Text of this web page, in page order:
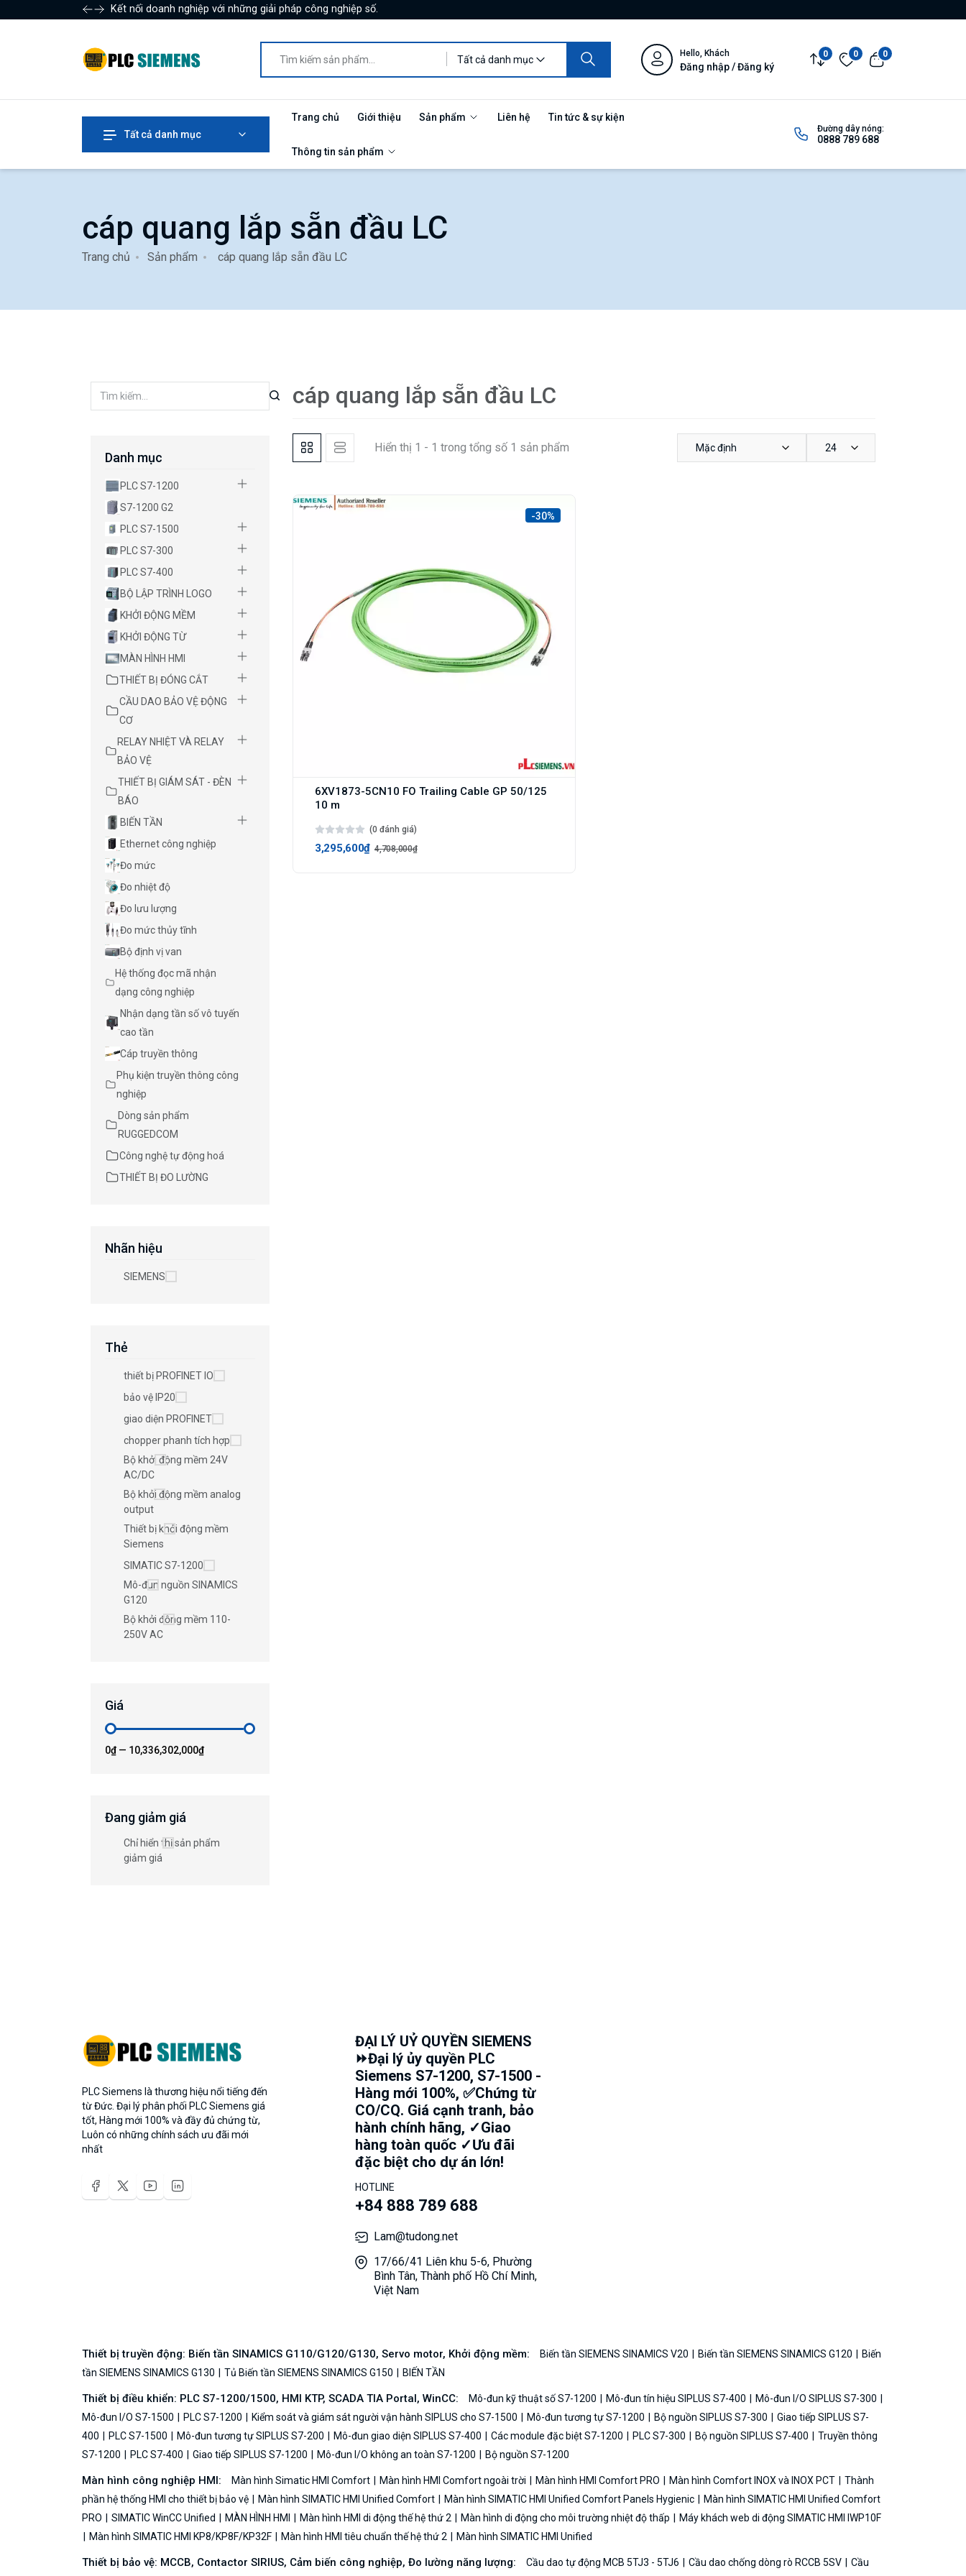
Kết nối doanh nghiệp với những giải pháp công nghiệp số.
Tất cả danh mục
Hello, Khách
Đăng nhập / Đăng ký
0 0 0
Tất cả danh mục
Trang chủ Giới thiệu Sản phẩm Liên hệ Tin tức & sự kiện
Thông tin sản phẩm
Đường dây nóng:
0888 789 688
cáp quang lắp sẵn đầu LC
Trang chủ Sản phẩm cáp quang lắp sẵn đầu LC
Danh mục
PLC S7-1200
S7-1200 G2
PLC S7-1500
PLC S7-300
PLC S7-400
BỘ LẬP TRÌNH LOGO
KHỞI ĐỘNG MỀM
KHỞI ĐỘNG TỪ
MÀN HÌNH HMI
THIẾT BỊ ĐÓNG CẮT
CẦU DAO BẢO VỆ ĐỘNG
CƠ
RELAY NHIỆT VÀ RELAY
BẢO VỆ
THIẾT BỊ GIÁM SÁT - ĐÈN
BÁO
BIẾN TẦN
Ethernet công nghiệp
Đo mức
Đo nhiệt độ
Đo lưu lượng
Đo mức thủy tĩnh
Bộ định vị van
Hệ thống đọc mã nhận
dạng công nghiệp
Nhận dạng tần số vô tuyến
cao tần
Cáp truyền thông
Phụ kiện truyền thông công
nghiệp
Dòng sản phẩm
RUGGEDCOM
Công nghệ tự động hoá
THIẾT BỊ ĐO LƯỜNG
Nhãn hiệu
SIEMENS
Thẻ
thiết bị PROFINET IO
bảo vệ IP20
giao diện PROFINET
chopper phanh tích hợp
Bộ khởi động mềm 24V
AC/DC
Bộ khởi động mềm analog
output
Thiết bị khởi động mềm
Siemens
SIMATIC S7-1200
Mô-đun nguồn SINAMICS
G120
Bộ khởi động mềm 110-
250V AC
Giá
0₫— 10,336,302,000₫
Đang giảm giá
Chỉ hiển thị sản phẩm
giảm giá
cáp quang lắp sẵn đầu LC
Hiển thị 1 - 1 trong tổng số 1 sản phẩm Mặc định 24
-30%
6XV1873-5CN10 FO Trailing Cable GP 50/125
10 m
(0 đánh giá)
3,295,600₫ 4,708,000₫
PLC Siemens là thương hiệu nổi tiếng đến
từ Đức. Đại lý phân phối PLC Siemens giá
tốt, Hàng mới 100% và đầy đủ chứng từ,
Luôn có những chính sách ưu đãi mới
nhất
ĐẠI LÝ UỶ QUYỀN SIEMENS
⏩Đại lý ủy quyền PLC
Siemens S7-1200, S7-1500 -
Hàng mới 100%, ✅Chứng từ
CO/CQ. Giá cạnh tranh, bảo
hành chính hãng, ✓Giao
hàng toàn quốc ✓Ưu đãi
đặc biệt cho dự án lớn!
HOTLINE
+84 888 789 688
Lam@tudong.net
17/66/41 Liên khu 5-6, Phường
Bình Tân, Thành phố Hồ Chí Minh,
Việt Nam
Thiết bị truyền động: Biến tần SINAMICS G110/G120/G130, Servo motor, Khởi động mềm: Biến tần SIEMENS SINAMICS V20 Biến tần SIEMENS SINAMICS G120
Biến
tần SIEMENS SINAMICS G130
Tủ Biến tần SIEMENS SINAMICS G150 BIẾN TẦN
Thiết bị điều khiển: PLC S7-1200/1500, HMI KTP, SCADA TIA Portal, WinCC: Mô-đun kỹ thuật số S7-1200 Mô-đun tín hiệu SIPLUS S7-400
Mô-đun I/O SIPLUS S7-300
Mô-đun I/O S7-1500
PLC S7-1200 Kiểm soát và giám sát người vận hành SIPLUS cho S7-1500 Mô-đun tương tự S7-1200 Bộ nguồn SIPLUS S7-300
Giao tiếp SIPLUS S7-
400
PLC S7-1500 Mô-đun tương tự SIPLUS S7-200 Mô-đun giao diện SIPLUS S7-400 Các module đặc biệt S7-1200 PLC S7-300 Bộ nguồn SIPLUS S7-400
Truyền thông
S7-1200
PLC S7-400 Giao tiếp SIPLUS S7-1200 Mô-đun I/O không an toàn S7-1200 Bộ nguồn S7-1200
Màn hình công nghiệp HMI: Màn hình Simatic HMI Comfort Màn hình HMI Comfort ngoài trời Màn hình HMI Comfort PRO Màn hình Comfort INOX và INOX PCT
Thành
phần hệ thống HMI cho thiết bị bảo vệ
Màn hình SIMATIC HMI Unified Comfort Màn hình SIMATIC HMI Unified Comfort Panels Hygienic
Màn hình SIMATIC HMI Unified Comfort
PRO
SIMATIC WinCC Unified MÀN HÌNH HMI Màn hình HMI di động thế hệ thứ 2 Màn hình di động cho môi trường nhiệt độ thấp
Máy khách web di động SIMATIC HMI IWP10F
Màn hình SIMATIC HMI KP8/KP8F/KP32F
Màn hình HMI tiêu chuẩn thế hệ thứ 2 Màn hình SIMATIC HMI Unified
Thiết bị bảo vệ: MCCB, Contactor SIRIUS, Cảm biến công nghiệp, Đo lường năng lượng: Cầu dao tự động MCB 5TJ3 - 5TJ6 Cầu dao chống dòng rò RCCB 5SV
Cầu